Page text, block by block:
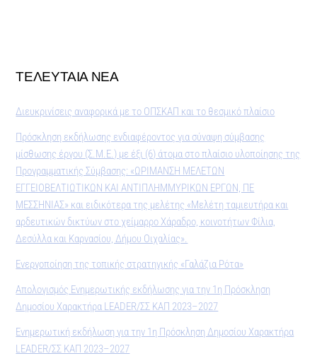
ΤΕΛΕΥΤΑΙΑ ΝΕΑ
Διευκρινίσεις αναφορικά με το ΟΠΣΚΑΠ και το θεσμικό πλαίσιο
Πρόσκληση εκδήλωσης ενδιαφέροντος για σύναψη σύμβασης
μίσθωσης έργου (Σ.Μ.Ε.) με έξι (6) άτομα στο πλαίσιο υλοποίησης της
Προγραμματικής Σύμβασης: «ΩΡΙΜΑΝΣΗ ΜΕΛΕΤΩΝ
ΕΓΓΕΙΟΒΕΛΤΙΩΤΙΚΩΝ ΚΑΙ ΑΝΤΙΠΛΗΜΜΥΡΙΚΩΝ ΕΡΓΩΝ, ΠΕ
ΜΕΣΣΗΝΙΑΣ» και ειδικότερα της μελέτης «Μελέτη ταμιευτήρα και
αρδευτικών δικτύων στο χείμαρρο Χάραδρο, κοινοτήτων Φίλια,
Δεσύλλα και Καρνασίου, Δήμου Οιχαλίας».
Ενεργοποίηση της τοπικής στρατηγικής «Γαλάζια Ρότα»
Απολογισμός Ενημερωτικής εκδήλωσης για την 1η Πρόσκληση
Δημοσίου Χαρακτήρα LEADER/ΣΣ ΚΑΠ 2023–2027
Ενημερωτική εκδήλωση για την 1η Πρόσκληση Δημοσίου Χαρακτήρα
LEADER/ΣΣ ΚΑΠ 2023–2027